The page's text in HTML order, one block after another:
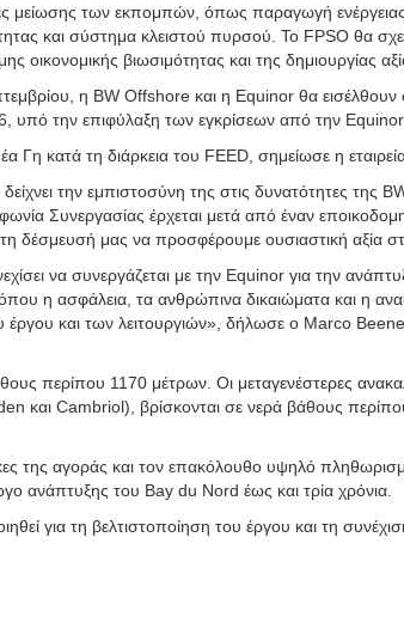
μείωσης των εκπομπών, όπως παραγωγή
και σύστημα κλειστού πυρσού. Το FPSO θα
βιωσιμότητας και της δημιουργίας
η BW Offshore και η Equinor θα
υπό την επιφύλαξη των εγκρίσεων από την Equinor
κατά τη διάρκεια του FEED, σημείωσε η
την εμπιστοσύνη της στις δυνατότητες της
Συνεργασίας έρχεται μετά από έναν
δέσμευσή μας να προσφέρουμε ουσιαστική αξία
να συνεργάζεται με την Equinor για την
η ασφάλεια, τα ανθρώπινα δικαιώματα και η
έργου και των λειτουργιών», δήλωσε ο Marco
περίπου 1170 μέτρων. Οι μεταγενέστερες
και Cambriol), βρίσκονται σε νερά βάθους
της αγοράς και τον επακόλουθο υψηλό
ανάπτυξης του Bay du Nord έως και τρία χρόνια.
για τη βελτιστοποίηση του έργου και τη